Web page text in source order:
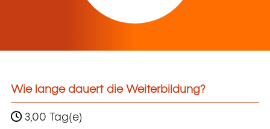
Wie lange dauert die Weiterbildung?
3,00 Tag(e)